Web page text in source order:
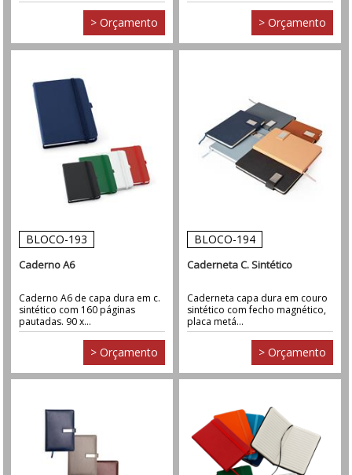
> Orçamento > Orçamento
BLOCO-193
Caderno A6
Caderno A6 de capa dura em c.
sintético com 160 páginas
pautadas. 90 x...
> Orçamento
BLOCO-194
Caderneta C. Sintético
Caderneta capa dura em couro
sintético com fecho magnético,
placa metá...
> Orçamento